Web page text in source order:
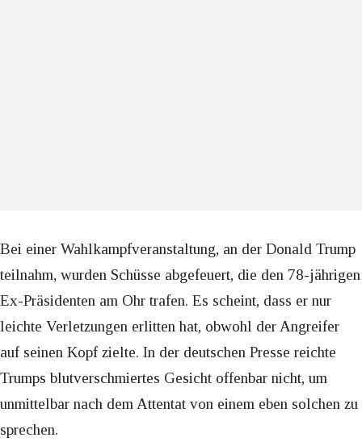
Bei einer Wahlkampfveranstaltung, an der Donald Trump
teilnahm, wurden Schüsse abgefeuert, die den 78-jährigen
Ex-Präsidenten am Ohr trafen. Es scheint, dass er nur
leichte Verletzungen erlitten hat, obwohl der Angreifer
auf seinen Kopf zielte. In der deutschen Presse reichte
Trumps blutverschmiertes Gesicht offenbar nicht, um
unmittelbar nach dem Attentat von einem eben solchen zu
sprechen.